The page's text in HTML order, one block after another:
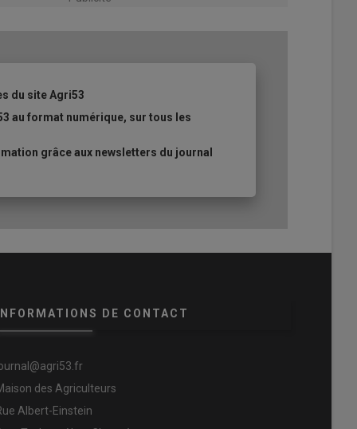
du site Agri53
au format numérique, sur tous les
grâce aux newsletters du journal
INFORMATIONS DE CONTACT
des Agriculteurs
Albert-Einstein